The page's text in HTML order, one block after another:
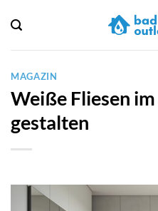
Inhalt
springen
MAGAZIN
Weiße Fliesen
gestalten